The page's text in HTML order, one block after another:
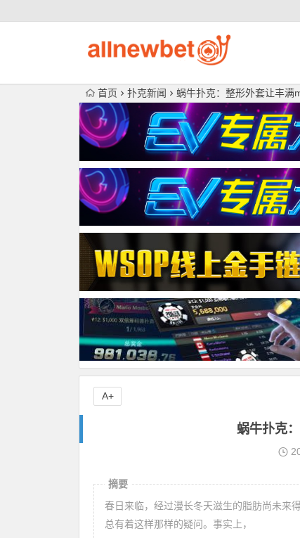
首页 扑克新闻 蜗牛扑克：整形外套让丰满
蜗牛扑克
摘要
春日来临，经过漫长冬天滋生的脂肪尚未来
总有着这样那样的疑问。事实上，
A+